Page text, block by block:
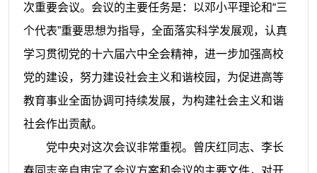
次重要会议。会议的主要任务是：以邓小平理论和“三
个代表”重要思想为指导，全面落实科学发展观，认真
学习贯彻党的十六届六中全会精神，进一步加强高校
党的建设，努力建设社会主义和谐校园，为促进高等
教育事业全面协调可持续发展，为构建社会主义和谐
社会作出贡献。
党中央对这次会议非常重视。曾庆红同志、李长
春同志亲自审定了会议方案和会议的主要文件，对开